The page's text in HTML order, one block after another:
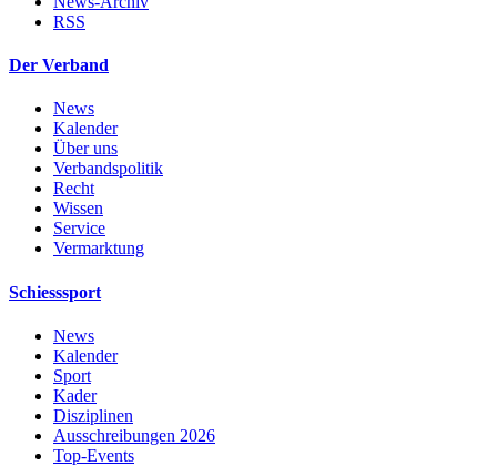
RSS
Der Verband
News
Kalender
Über uns
Verbandspolitik
Recht
Wissen
Service
Vermarktung
Schiesssport
News
Kalender
Sport
Kader
Disziplinen
Ausschreibungen 2026
Top-Events